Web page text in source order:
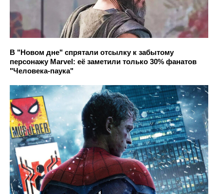
В "Новом дне" спрятали отсылку к забытому
персонажу Marvel: её заметили только 30% фанатов
"Человека-паука"